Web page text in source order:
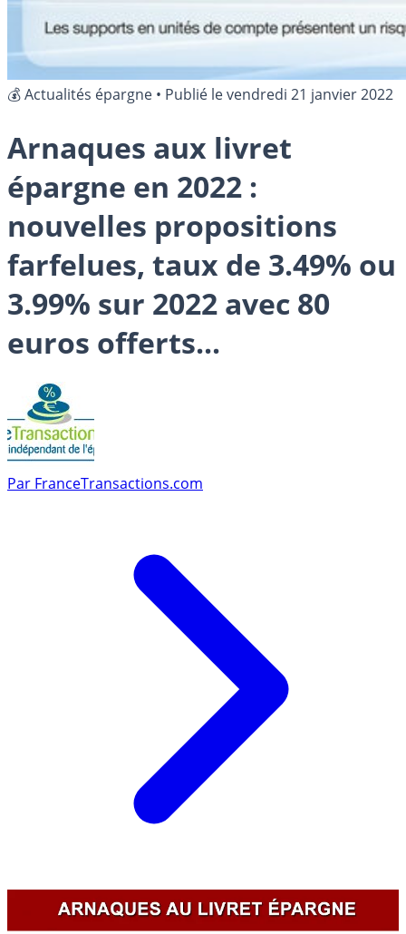
💰 Actualités épargne • Publié levendredi 21 janvier 2022
Arnaques aux livret
épargne en 2022 :
nouvelles propositions
farfelues, taux de 3.49% ou
3.99% sur 2022 avec 80
euros offerts...
Par FranceTransactions.com